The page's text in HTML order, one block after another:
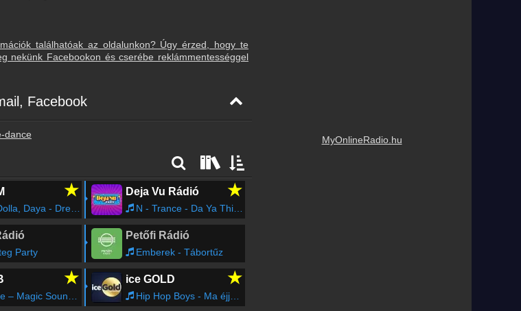
találhatóak az oldalunkon? Úgy érzed, hogy te
nekünk Facebookon és cserébe reklámmentességgel
Facebook
dance
★
- Dreamin [Anyma Remix]
Deja Vu Rádió ★
N - Trance - Da Ya Think I'm Sexy?
Party
Petőfi Rádió
Emberek - Tábortűz
★
Magic Sound MAG FM
ice GOLD ★
Hip Hop Boys - Ma éjjel táncolnék
MyOnlineRadio.hu